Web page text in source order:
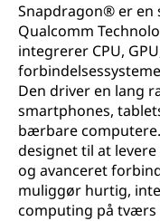
Snapdragon® er en
Qualcomm
integrerer CPU,
Den driver en lang
smartphones,
bærbare
designet til at
og avanceret
muliggør hurtig,
computing på tværs